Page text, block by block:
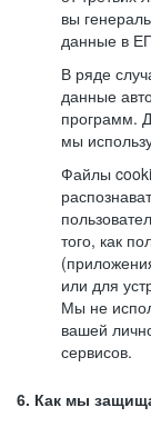
вы
данные в
В ряде
данные
программ.
мы
Файлы
того, как
или для
Мы не
вашей
сервисов.
6. Как мы